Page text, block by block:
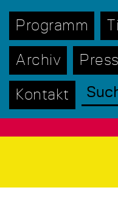
Programm
Archiv
Kontakt